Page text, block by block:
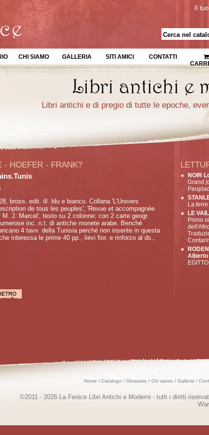
Il
CHI SIAMO GALLERIA SITI AMICI
CONTATTI
Libri antichi e di pregio di tutte le epoche,
- HOEFER - FRANK?
bross. edit. ill. blu e bianco. Collana 'L'Univers
de tous les peuples'; 'Revue et accompagnée
M. J. Marcel', testo su 2 colonne; con 2 carte geogr.
inc. n.t. di antiche monete arabe. Benché
4 tavv. della Tunisia perché non inserite in questa
interessa le prime 40 pp., lievi fior. e rinforzo al ds.,
NOIR
Grand
La
LE
Primo
Alberto
EGITTO
Home / Catalogo / Glossario / Chi siamo / Galleria /
©2011 - 2026 La Fenice Libri Antichi e Moderni - tutti i diritti